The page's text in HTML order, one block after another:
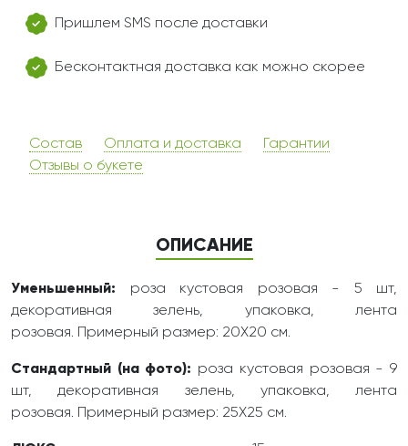
Пришлем SMS после доставки
Бесконтактная доставка как можно скорее
Состав Оплата и доставка
Гарантии
Отзывы о букете
ОПИСАНИЕ
Уменьшенный: роза кустовая розовая - 5 шт,
декоративная зелень, упаковка, лента
розовая. Примерный размер: 20Х20 см.
Стандартный (на фото): роза кустовая розовая - 9
шт, декоративная зелень, упаковка, лента
розовая. Примерный размер: 25Х25 см.